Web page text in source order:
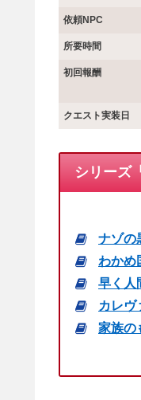
依頼NPC
所要時間
初回報酬
クエスト実装日
シリーズ
ナゾの
わかめ
早く人
カレヴ
家族の